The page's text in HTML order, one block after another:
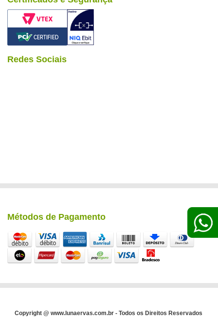
Redes Sociais
Métodos de Pagamento
Copyright @ www.lunaervas.com.br - Todos os Direitos Reservados